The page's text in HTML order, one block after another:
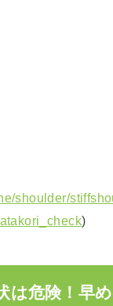
shoulder/
)
は危険！早